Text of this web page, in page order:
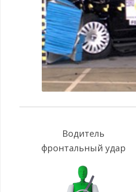
Водитель
фронтальный удар